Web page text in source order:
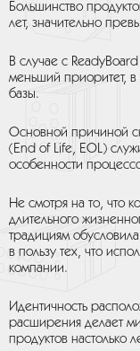
Большинство
лет, значительно
В случае с
меньший приоритет,
базы.
Основной причиной
(End of Life, EOL)
особенности
Не смотря на то, что
длительного
традициям
в пользу тех, что
компании.
Идентичность
расширения делает
продуктов настолько